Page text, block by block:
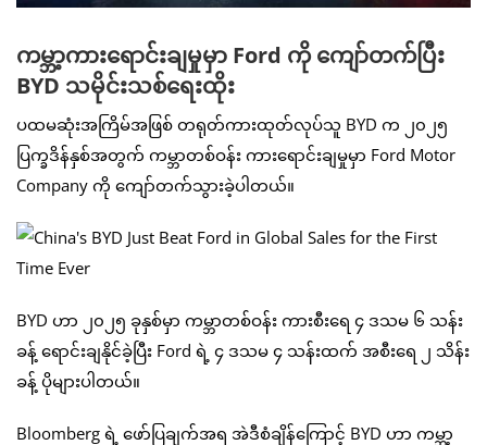
ကမ္ဘာ့ကားရောင်းချမှုမှာ Ford ကို ကျော်တက်ပြီး
BYD သမိုင်းသစ်ရေးထိုး
ပထမဆုံးအကြိမ်အဖြစ် တရုတ်ကားထုတ်လုပ်သူ BYD က ၂၀၂၅
ပြက္ခဒိန်နှစ်အတွက် ကမ္ဘာတစ်ဝန်း ကားရောင်းချမှုမှာ Ford Motor
Company ကို ကျော်တက်သွားခဲ့ပါတယ်။
BYD ဟာ ၂၀၂၅ ခုနှစ်မှာ ကမ္ဘာတစ်ဝန်း ကားစီးရေ ၄ ဒသမ ၆ သန်း
ခန့် ရောင်းချနိုင်ခဲ့ပြီး Ford ရဲ့ ၄ ဒသမ ၄ သန်းထက် အစီးရေ ၂ သိန်း
ခန့် ပိုများပါတယ်။
Bloomberg ရဲ့ ဖော်ပြချက်အရ အဲဒီစံချိန်ကြောင့် BYD ဟာ ကမ္ဘာ့